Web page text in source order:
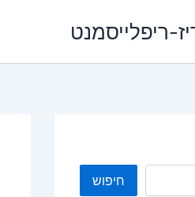
ריפלייסמנט
חיפוש